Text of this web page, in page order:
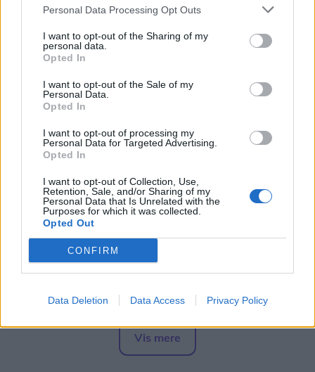
Personal Data Processing Opt Outs
I want to opt-out of the Sharing of my
personal data.
Opted In
I want to opt-out of the Sale of my
Personal Data.
Opted In
I want to opt-out of processing my
Personal Data for Targeted Advertising.
Opted In
I want to opt-out of Collection, Use,
Retention, Sale, and/or Sharing of my
Personal Data that Is Unrelated with the
Purposes for which it was collected.
Opted Out
CONFIRM
Data Deletion Data Access Privacy Policy
Asbjørn Hansen
05. august 2026 kl. 06.00
præcist udfolder sig, når to franske cirkusartister
torsdag går på vandet i Frederik VII's Kanal.
Men det er næppe set før - i hvert fald ikke på
kanalen.
- Det beskrives som en blanding af teater, cirkus
og akrobatik, og jeg er selv meget spændt på at
helt nyt for mig, siger Sofie Gade Christiansen, der
er kommunikationsansvarlig på Limfjordsmuseet.
Vis mere